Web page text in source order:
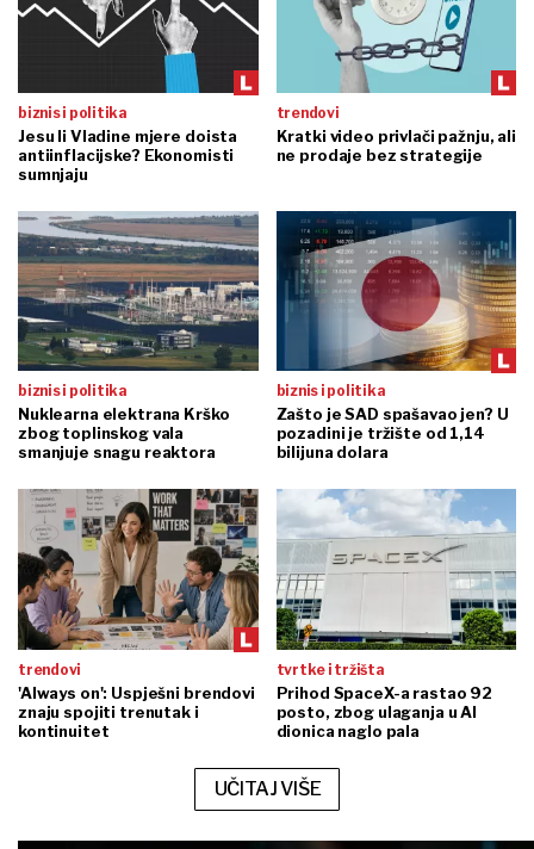
biznis i politika
Jesu li Vladine mjere doista
antiinflacijske? Ekonomisti
sumnjaju
trendovi
Kratki video privlači pažnju, ali
ne prodaje bez strategije
biznis i politika
Nuklearna elektrana Krško
zbog toplinskog vala
smanjuje snagu reaktora
biznis i politika
Zašto je SAD spašavao jen? U
pozadini je tržište od 1,14
bilijuna dolara
trendovi
'Always on': Uspješni brendovi
znaju spojiti trenutak i
kontinuitet
tvrtke i tržišta
Prihod SpaceX-a rastao 92
posto, zbog ulaganja u AI
dionica naglo pala
UČITAJ VIŠE